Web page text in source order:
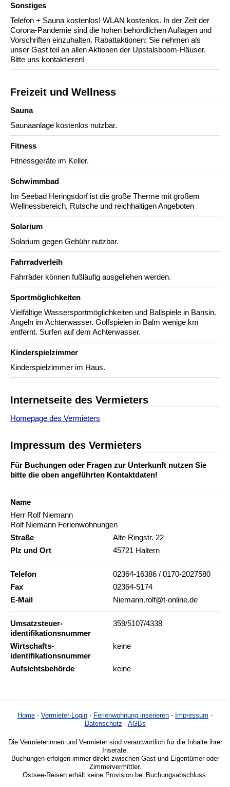
Sonstiges
Telefon + Sauna kostenlos! WLAN kostenlos. In der Zeit der
Corona-Pandemie sind die hohen behördlichen Auflagen und
Vorschriften einzuhalten. Rabattaktionen: Sie nehmen als
unser Gast teil an allen Aktionen der Upstalsboom-Häuser.
Bitte uns kontaktieren!
Freizeit und Wellness
Sauna
Saunaanlage kostenlos nutzbar.
Fitness
Fitnessgeräte im Keller.
Schwimmbad
Im Seebad Heringsdorf ist die große Therme mit großem
Wellnessbereich, Rutsche und reichhaltigen Angeboten
Solarium
Solarium gegen Gebühr nutzbar.
Fahrradverleih
Fahrräder können fußläufig ausgeliehen werden.
Sportmöglichkeiten
Vielfältige Wassersportmöglichkeiten und Ballspiele in Bansin.
Angeln im Achterwasser. Golfspielen in Balm wenige km
entfernt. Surfen auf dem Achterwasser.
Kinderspielzimmer
Kinderspielzimmer im Haus.
Internetseite des Vermieters
Homepage des Vermieters
Impressum des Vermieters
Für Buchungen oder Fragen zur Unterkunft nutzen Sie
bitte die oben angeführten Kontaktdaten!
Name
Herr Rolf Niemann
Rolf Niemann Ferienwohnungen
Straße
Alte Ringstr. 22
Plz und Ort
45721 Haltern
Telefon
02364-16386 / 0170-2027580
Fax
02364-5174
E-Mail
Niemann.rolf@t-online.de
Umsatzsteuer-
identifikationsnummer
359/5107/4338
Wirtschafts-
identifikationsnummer
keine
Aufsichtsbehörde keine
Home - Vermieter-Login - Ferienwohnung inserieren - Impressum -
Datenschutz - AGBs
Die Vermieterinnen und Vermieter sind verantwortlich für die Inhalte ihrer
Inserate.
Buchungen erfolgen immer direkt zwischen Gast und Eigentümer oder
Zimmervermittler.
Ostsee-Reisen erhält keine Provision bei Buchungsabschluss.